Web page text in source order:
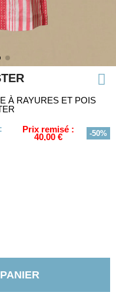
À RAYURES ET POIS
Prix remisé :
40,00 € -50%